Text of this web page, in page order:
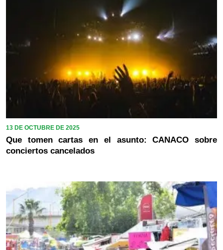
13 DE OCTUBRE DE 2025
Que tomen cartas en el asunto: CANACO sobre
conciertos cancelados